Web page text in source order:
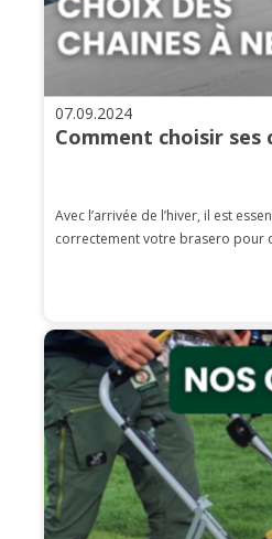
07.09.2024
Comment choisir ses
Avec l’arrivée de l’hiver, il est
correctement votre brasero pour